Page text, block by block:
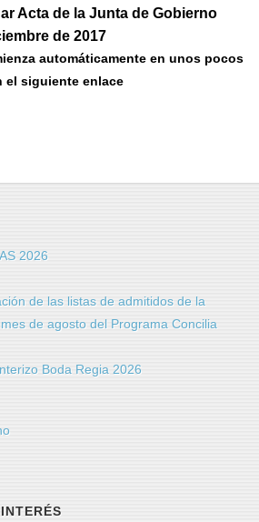
Acta de la Junta de Gobierno
de 2017
automáticamente en unos pocos
el siguiente enlace
2026
de las listas de admitidos de la
de agosto del Programa Concilia
Boda Regia 2026